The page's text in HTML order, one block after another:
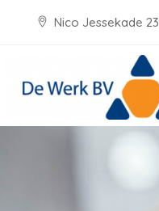
Nico Jessekade